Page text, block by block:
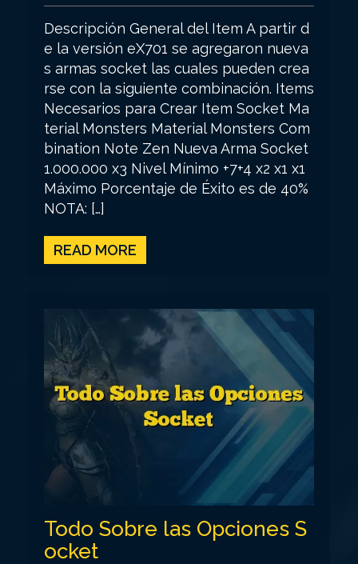
Descripción General del Item A partir d
e la versión eX701 se agregaron nueva
s armas socket las cuales pueden crea
rse con la siguiente combinación. Items
Necesarios para Crear Item Socket Ma
terial Monsters Material Monsters Com
bination Note Zen Nueva Arma Socket
1.000.000 x3 Nivel Mínimo +7+4 x2 x1 x1
Máximo Porcentaje de Éxito es de 40%
NOTA: […]
READ MORE
Todo Sobre las Opciones S
ocket